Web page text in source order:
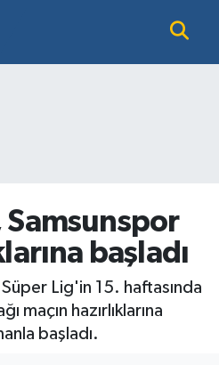
Samsunspor
başladı
Lig'in 15. haftasında
maçın hazırlıklarına
başladı.
ve Fikstür